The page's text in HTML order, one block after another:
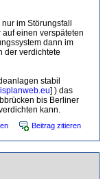
im Störungsfall
einen verspäteten
dann im
der verdichtete
stabil
] ) das
bis Berliner
kann.
Beitrag zitieren